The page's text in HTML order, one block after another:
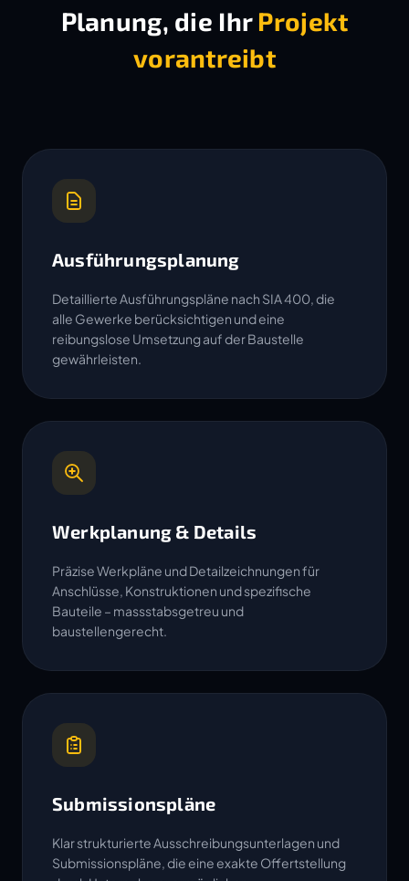
Planung, die Ihr Projekt
vorantreibt
Ausführungsplanung
Detaillierte Ausführungspläne nach SIA 400, die
alle Gewerke berücksichtigen und eine
reibungslose Umsetzung auf der Baustelle
gewährleisten.
Werkplanung & Details
Präzise Werkpläne und Detailzeichnungen für
Anschlüsse, Konstruktionen und spezifische
Bauteile – massstabsgetreu und
baustellengerecht.
Submissionspläne
Klar strukturierte Ausschreibungsunterlagen und
Submissionspläne, die eine exakte Offertstellung